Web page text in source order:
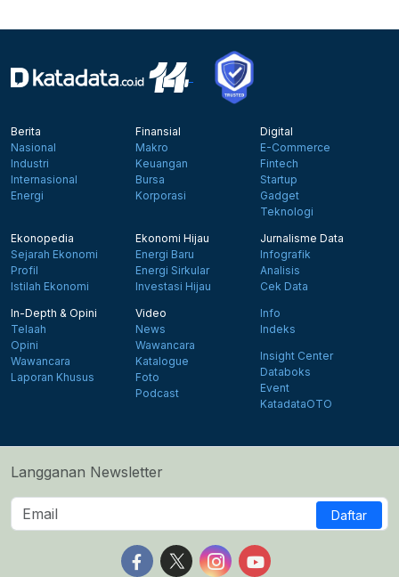
Berita
Nasional
Industri
Internasional
Energi
Finansial
Makro
Keuangan
Bursa
Korporasi
Digital
E-Commerce
Fintech
Startup
Gadget
Teknologi
Ekonopedia
Sejarah Ekonomi
Profil
Istilah Ekonomi
Ekonomi Hijau
Energi Baru
Energi Sirkular
Investasi Hijau
Jurnalisme Data
Infografik
Analisis
Cek Data
In-Depth & Opini
Telaah
Opini
Wawancara
Laporan Khusus
Video
News
Wawancara
Katalogue
Foto
Podcast
Info
Indeks
Insight Center
Databoks
Event
KatadataOTO
Langganan Newsletter
Daftar
Follow us on Facebook
Follow us on X
Follow us on Instagram
Follow us on